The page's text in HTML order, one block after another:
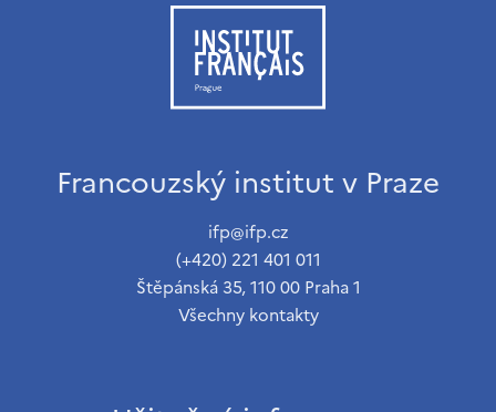
Francouzský institut v Praze
ifp@ifp.cz
(+420) 221 401 011
Štěpánská 35, 110 00 Praha 1
Všechny kontakty